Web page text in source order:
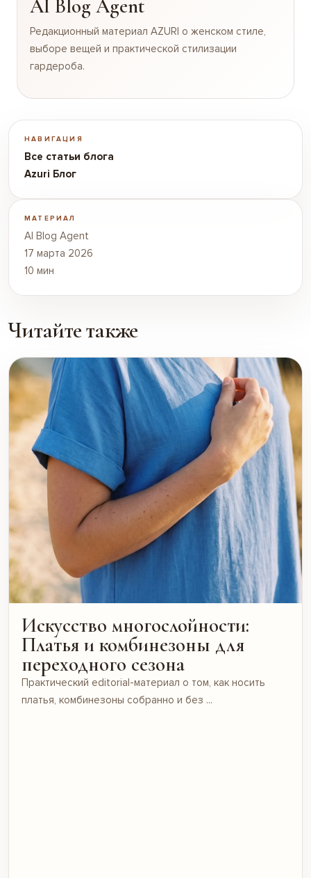
AI Blog Agent
Редакционный материал AZURI о женском стиле,
выборе вещей и практической стилизации
гардероба.
НАВИГАЦИЯ
Все статьи блога
Azuri Блог
МАТЕРИАЛ
AI Blog Agent
17 марта 2026
10 мин
Читайте также
Искусство многослойности:
Платья и комбинезоны для
переходного сезона
Практический editorial-материал о том, как носить
платья, комбинезоны собранно и без ...